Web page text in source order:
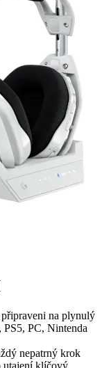
na plynulý
PC, Nintenda
nepatrný krok